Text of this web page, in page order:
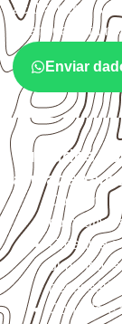
acabamento
quantidade
Enviar
Cuidados
Confirme
Organize o
necessário.
Considere